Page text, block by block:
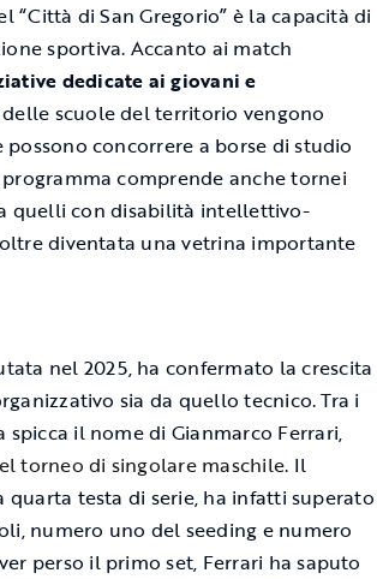
di San Gregorio” è la capacità di
sportiva. Accanto ai match
dedicate ai giovani e
scuole del territorio vengono
concorrere a borse di studio
comprende anche tornei
quelli con disabilità intellettivo-
diventata una vetrina importante
nel 2025, ha confermato la crescita
sia da quello tecnico. Tra i
il nome di Gianmarco Ferrari,
torneo di singolare maschile. Il
testa di serie, ha infatti superato
numero uno del seeding e numero
perso il primo set, Ferrari ha saputo